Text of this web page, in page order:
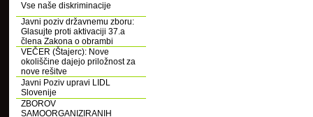
Vse naše diskriminacije
Javni poziv državnemu zboru:
Glasujte proti aktivaciji 37.a
člena Zakona o obrambi
VEČER (Štajerc): Nove
okoliščine dajejo priložnost za
nove rešitve
Javni Poziv upravi LIDL
Slovenije
ZBOROV
SAMOORGANIZIRANIH